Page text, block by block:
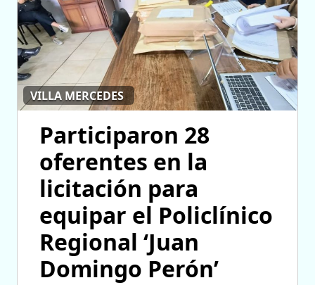
VILLA MERCEDES
Participaron 28
oferentes en la
licitación para
equipar el Policlínico
Regional ‘Juan
Domingo Perón’